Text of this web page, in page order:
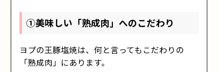
①美味しい「熟成肉」へのこだわり
ヨプの王豚塩焼は、何と言ってもこだわりの
「熟成肉」にあります。